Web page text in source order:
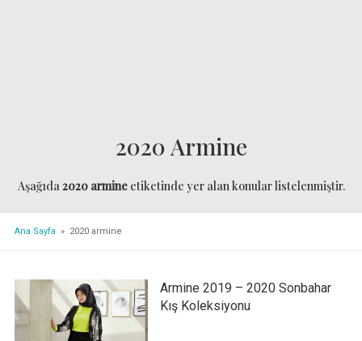
2020 Armine
Aşağıda2020 armineetiketinde yer alan konular listelenmiştir.
Ana Sayfa » 2020 armine
Armine 2019 – 2020 Sonbahar
Kış Koleksiyonu